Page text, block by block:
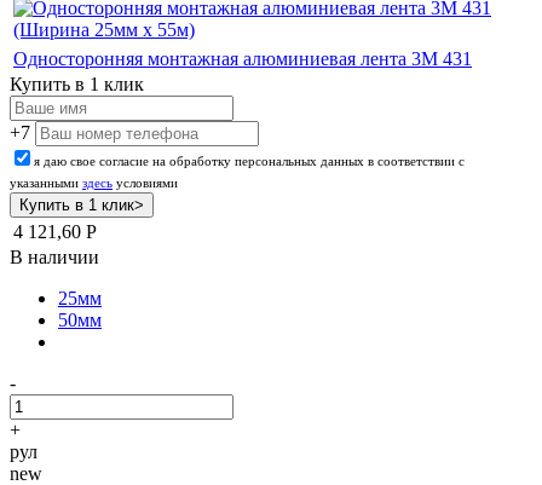
Односторонняя монтажная алюминиевая лента 3М 431
Купить в 1 клик
+7
я даю свое согласие на обработку персональных данных в соответствии с
указанными здесь условиями
4 121,60 Р
В наличии
25мм
50мм
-
+
рул
new